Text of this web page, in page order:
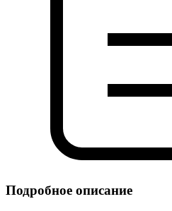
Подробное описание